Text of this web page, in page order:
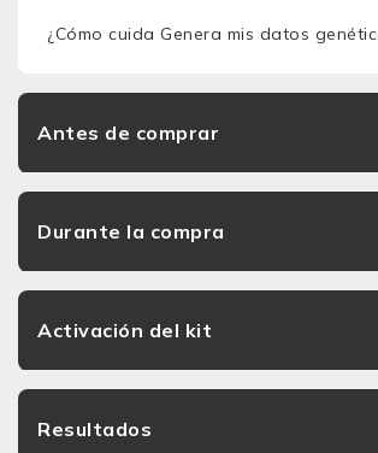
¿Cómo cuida Genera mis datos
Antes de comprar
Durante la compra
Activación del kit
Resultados